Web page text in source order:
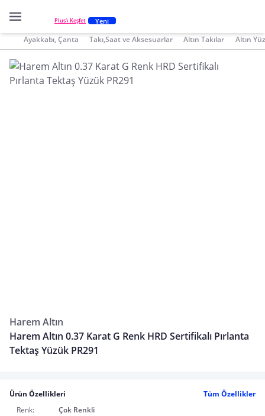
Plus'ı Keşfet Yeni
Ayakkabı, Çanta Takı,Saat ve Aksesuarlar Altın Takılar Altın
Harem Altın
Harem Altın 0.37 Karat G Renk HRD Sertifikalı Pırlanta
Tektaş Yüzük PR291
Ürün Özellikleri
Tüm Özellikler
Renk:
Çok Renkli